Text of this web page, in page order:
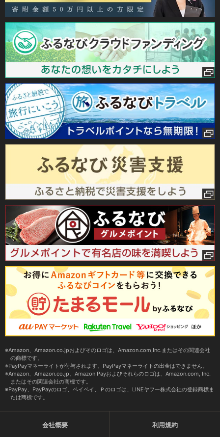
Amazon、Amazon.co.jpおよびそのロゴは、Amazon.com,Inc.またはその関連会社
の商標です。
PayPayマネーライトが付与されます。PayPayマネーライトの出金はできません。
Amazon、Amazon.co.jp、Amazon Payおよびそれらのロゴは、Amazon.com, Inc.
またはその関連会社の商標です。
PayPay、PayPayのロゴ、ペイペイ、Ｐのロゴは、LINEヤフー株式会社の登録商標ま
たは商標です。
会社概要 利用規約